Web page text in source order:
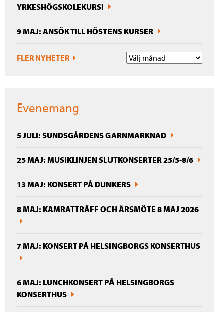
YRKESHÖGSKOLEKURS!
9 MAJ: ANSÖK TILL HÖSTENS KURSER
FLER NYHETER
Evenemang
5 JULI: SUNDSGÅRDENS GARNMARKNAD
25 MAJ: MUSIKLINJEN SLUTKONSERTER 25/5-8/6
13 MAJ: KONSERT PÅ DUNKERS
8 MAJ: KAMRATTRÄFF OCH ÅRSMÖTE 8 MAJ 2026
7 MAJ: KONSERT PÅ HELSINGBORGS KONSERTHUS
6 MAJ: LUNCHKONSERT PÅ HELSINGBORGS
KONSERTHUS